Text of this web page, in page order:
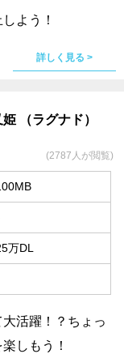
よう！
詳しく見る >
（ラグナド）
(2787人が閲覧)
万DL
活躍！？ちょっ
しもう！